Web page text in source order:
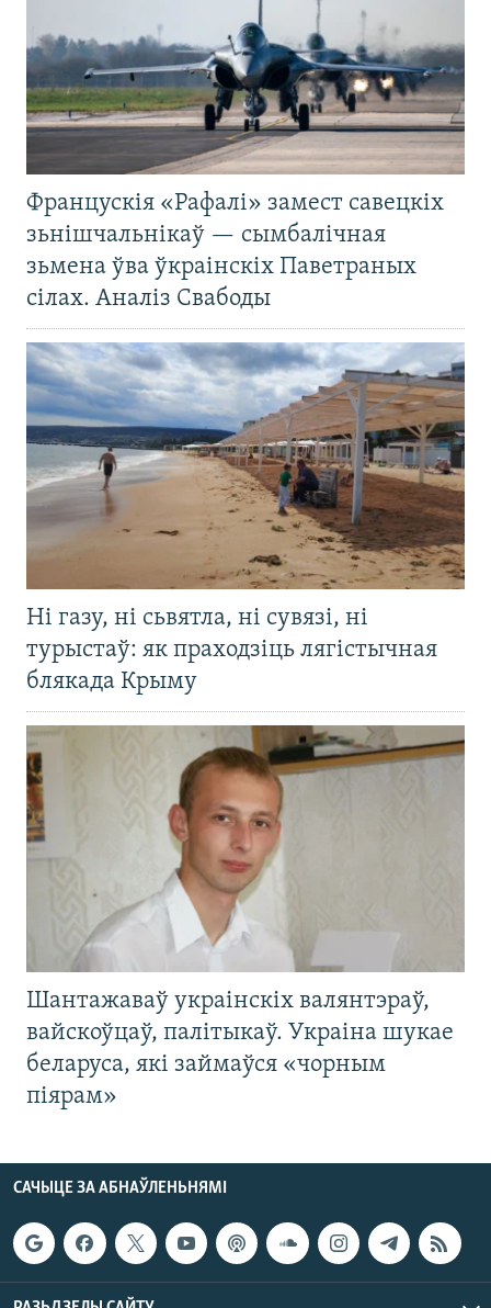
Францускія «Рафалі» замест савецкіх
зьнішчальнікаў — сымбалічная
зьмена ўва ўкраінскіх Паветраных
сілах. Аналіз Свабоды
Ні газу, ні сьвятла, ні сувязі, ні
турыстаў: як праходзіць лягістычная
блякада Крыму
Шантажаваў украінскіх валянтэраў,
вайскоўцаў, палітыкаў. Украіна шукае
беларуса, які займаўся «чорным
піярам»
САЧЫЦЕ ЗА АБНАЎЛЕНЬНЯМІ